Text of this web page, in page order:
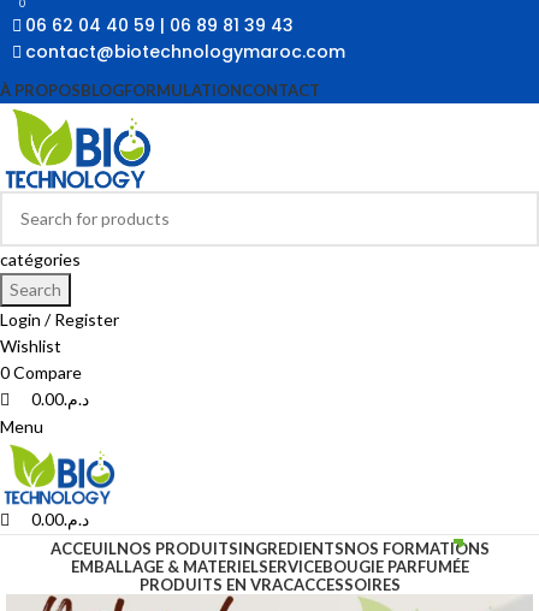
06 62 04 40 59 | 06 89 81 39 43
contact@biotechnologymaroc.com
À PROPOSBLOGFORMULATIONCONTACT
catégories
Search
Login / Register
Wishlist
0Compare
0
د.م.0.00
Menu
0
د.م.0.00
ACCEUILNOS PRODUITSINGREDIENTSNOS FORMATIONS
EMBALLAGE & MATERIELSERVICEBOUGIE PARFUMÉE
PRODUITS EN VRACACCESSOIRES